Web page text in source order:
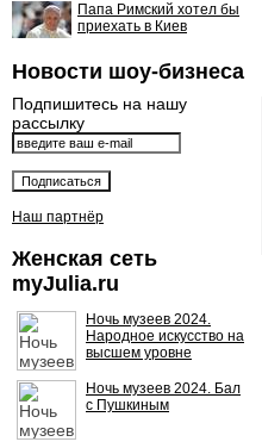
Папа Римский хотел бы
приехать в Киев
Новости шоу-бизнеса
Подпишитесь на нашу
рассылку
Наш партнёр
Женская сеть
myJulia.ru
Ночь музеев 2024.
Народное искусство на
высшем уровне
Ночь музеев 2024. Бал
с Пушкиным